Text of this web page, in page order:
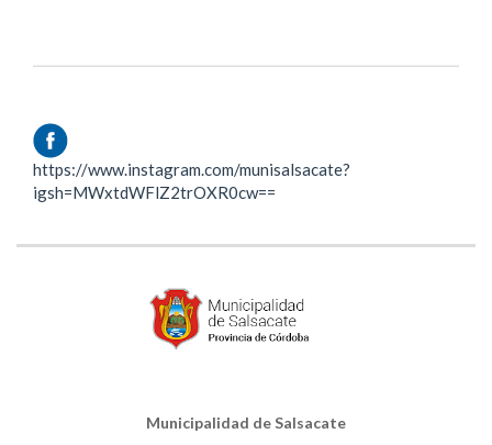
https://www.instagram.com/munisalsacate?
igsh=MWxtdWFlZ2trOXR0cw==
Municipalidad de Salsacate